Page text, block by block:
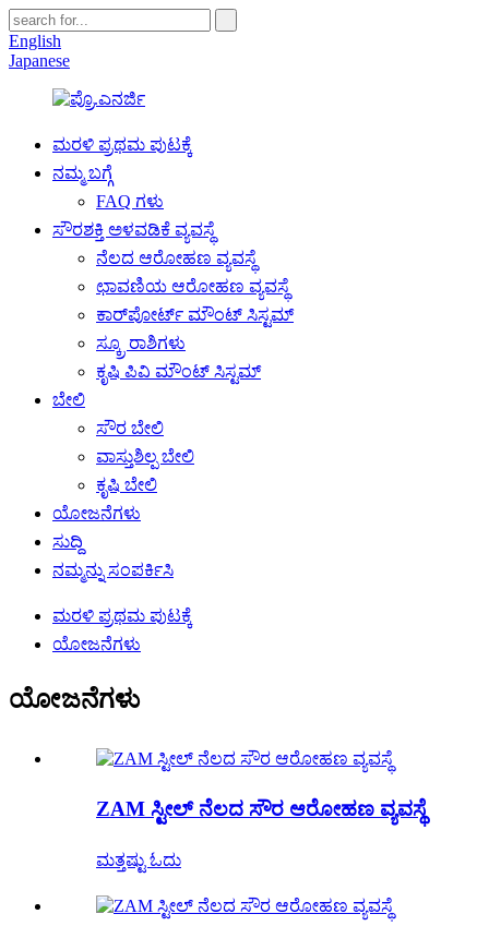
English
Japanese
ಮರಳಿ ಪ್ರಥಮ ಪುಟಕ್ಕೆ
ನಮ್ಮ ಬಗ್ಗೆ
FAQ ಗಳು
ಸೌರಶಕ್ತಿ ಅಳವಡಿಕೆ ವ್ಯವಸ್ಥೆ
ನೆಲದ ಆರೋಹಣ ವ್ಯವಸ್ಥೆ
ಛಾವಣಿಯ ಆರೋಹಣ ವ್ಯವಸ್ಥೆ
ಕಾರ್‌ಪೋರ್ಟ್ ಮೌಂಟ್ ಸಿಸ್ಟಮ್
ಸ್ಕ್ರೂ ರಾಶಿಗಳು
ಕೃಷಿ ಪಿವಿ ಮೌಂಟ್ ಸಿಸ್ಟಮ್
ಬೇಲಿ
ಸೌರ ಬೇಲಿ
ವಾಸ್ತುಶಿಲ್ಪ ಬೇಲಿ
ಕೃಷಿ ಬೇಲಿ
ಯೋಜನೆಗಳು
ಸುದ್ದಿ
ನಮ್ಮನ್ನು ಸಂಪರ್ಕಿಸಿ
ಮರಳಿ ಪ್ರಥಮ ಪುಟಕ್ಕೆ
ಯೋಜನೆಗಳು
ಯೋಜನೆಗಳು
ZAM ಸ್ಟೀಲ್ ನೆಲದ ಸೌರ ಆರೋಹಣ ವ್ಯವಸ್ಥೆ
ಮತ್ತಷ್ಟು ಓದು